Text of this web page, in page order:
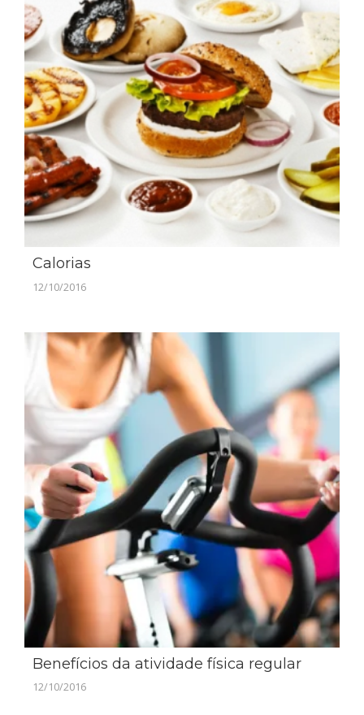
Calorias
12/10/2016
Benefícios da atividade física regular
12/10/2016